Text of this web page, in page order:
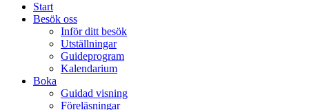
Start
Besök oss
Inför ditt besök
Utställningar
Guideprogram
Kalendarium
Boka
Guidad visning
Föreläsningar